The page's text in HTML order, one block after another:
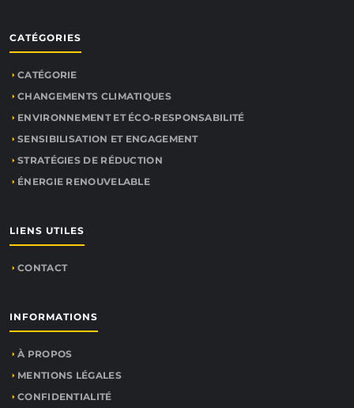
CATÉGORIES
CATÉGORIE
CHANGEMENTS CLIMATIQUES
ENVIRONNEMENT ET ÉCO-RESPONSABILITÉ
SENSIBILISATION ET ENGAGEMENT
STRATÉGIES DE RÉDUCTION
ÉNERGIE RENOUVELABLE
LIENS UTILES
CONTACT
INFORMATIONS
À PROPOS
MENTIONS LÉGALES
CONFIDENTIALITÉ